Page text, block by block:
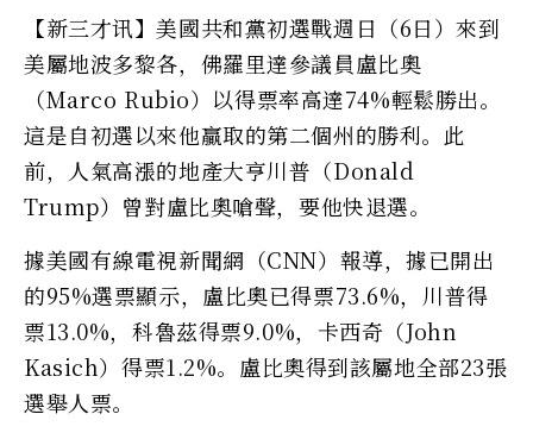
【新三才讯】美國共和黨初選戰週日（6日）來到
美屬地波多黎各，佛羅里達參議員盧比奧
（Marco Rubio）以得票率高達74%輕鬆勝出。
這是自初選以來他贏取的第二個州的勝利。此
前，人氣高漲的地產大亨川普（Donald
Trump）曾對盧比奧嗆聲，要他快退選。
據美國有線電視新聞網（CNN）報導，據已開出
的95%選票顯示，盧比奧已得票73.6%，川普得
票13.0%，科魯茲得票9.0%，卡西奇（John
Kasich）得票1.2%。盧比奧得到該屬地全部23張
選舉人票。